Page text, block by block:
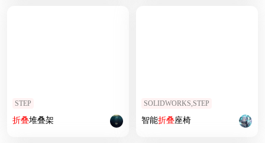
STEP
折叠堆叠架
SOLIDWORKS,STEP
智能折叠座椅